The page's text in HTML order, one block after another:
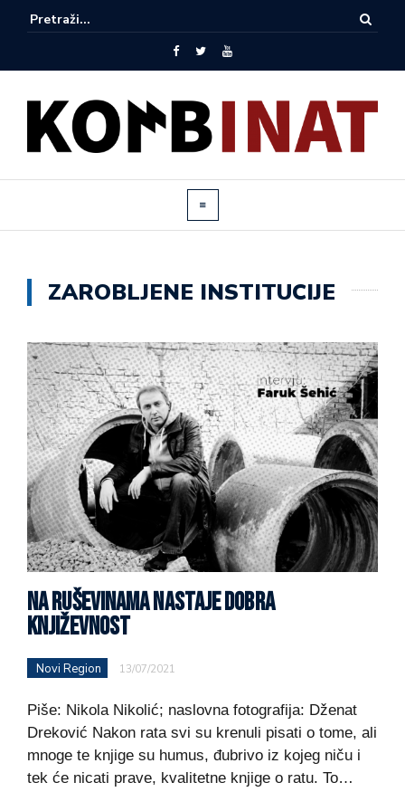
ZAROBLJENE INSTITUCIJE
NA RUŠEVINAMA NASTAJE DOBRA
KNJIŽEVNOST
Novi Region 13/07/2021
Piše: Nikola Nikolić; naslovna fotografija: Dženat
Dreković Nakon rata svi su krenuli pisati o tome, ali
mnoge te knjige su humus, đubrivo iz kojeg niču i
tek će nicati prave, kvalitetne knjige o ratu. To…